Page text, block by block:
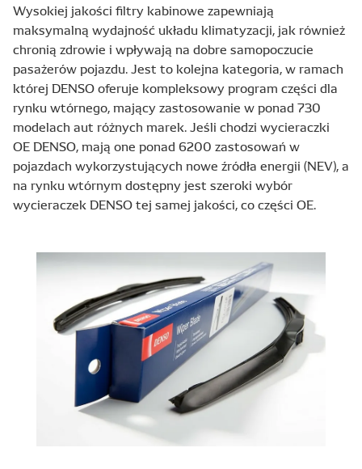
Wysokiej jakości filtry kabinowe zapewniają
maksymalną wydajność układu klimatyzacji, jak również
chronią zdrowie i wpływają na dobre samopoczucie
pasażerów pojazdu. Jest to kolejna kategoria, w ramach
której DENSO oferuje kompleksowy program części dla
rynku wtórnego, mający zastosowanie w ponad 730
modelach aut różnych marek. Jeśli chodzi wycieraczki
OE DENSO, mają one ponad 6200 zastosowań w
pojazdach wykorzystujących nowe źródła energii (NEV), a
na rynku wtórnym dostępny jest szeroki wybór
wycieraczek DENSO tej samej jakości, co części OE.